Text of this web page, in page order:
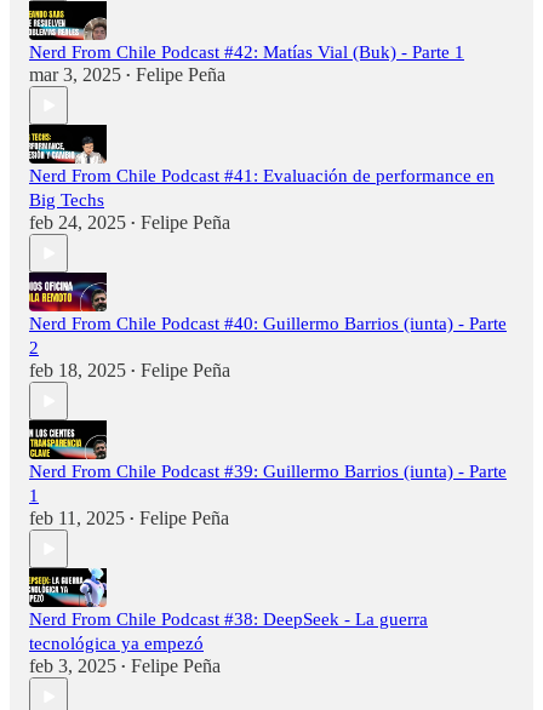
Nerd From Chile Podcast #42: Matías Vial (Buk) - Parte 1
mar 3, 2025 • Felipe Peña
Nerd From Chile Podcast #41: Evaluación de performance en
Big Techs
feb 24, 2025 • Felipe Peña
Nerd From Chile Podcast #40: Guillermo Barrios (iunta) - Parte
2
feb 18, 2025 • Felipe Peña
Nerd From Chile Podcast #39: Guillermo Barrios (iunta) - Parte
1
feb 11, 2025 • Felipe Peña
Nerd From Chile Podcast #38: DeepSeek - La guerra
tecnológica ya empezó
feb 3, 2025 • Felipe Peña